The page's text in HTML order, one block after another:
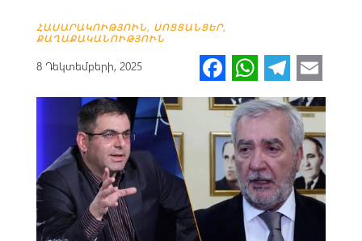
ՀԱՍԱՐԱԿՈՒԹՅՈՒՆ, ՍՈՑՑԱՆՑԵՐ,
ՔԱՂԱՔԱԿԱՆՈՒԹՅՈՒՆ
8 Դեկտեմբերի, 2025 Fa
ce
b
o
o
k
W
h
at
s
A
p
p
Te
le
gr
a
m
m
ail